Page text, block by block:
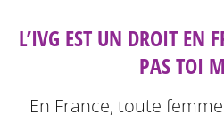
L’IVG EST UN DROIT EN
PAS TOI
En France, toute